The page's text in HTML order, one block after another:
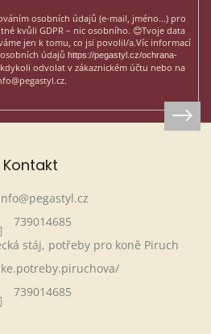
osobních údajů (e-mail, jméno...) pro
kvůli GDPR – nic osobního. 😊Tvoje data
jen k tomu, co jsi povolil/a.Víc informací
údajů https://pegastyl.cz/ochrana-
odvolat v zákaznickém účtu nebo na
Kontakt
@pegastyl.cz
739014685
stáj, potřeby pro koně Piruch
739014685